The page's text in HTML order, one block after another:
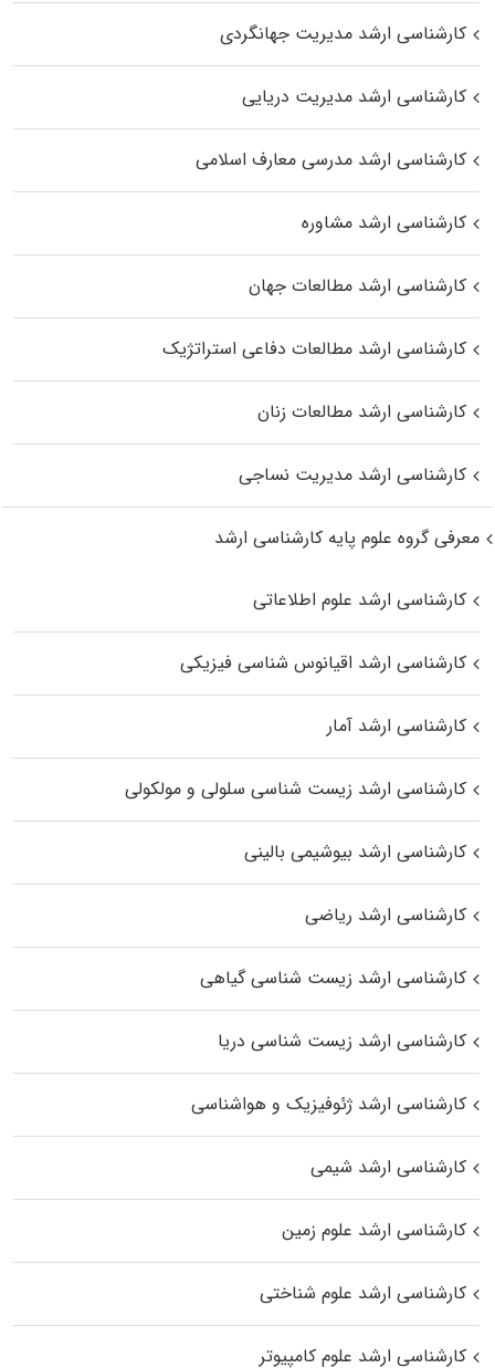
کارشناسی ارشد مدیریت جهانگردی
کارشناسی ارشد مدیریت دریایی
کارشناسی ارشد مدرسی معارف اسلامی
کارشناسی ارشد مشاوره
کارشناسی ارشد مطالعات جهان
کارشناسی ارشد مطالعات دفاعی استراتژیک
کارشناسی ارشد مطالعات زنان
کارشناسی ارشد مدیریت نساجی
معرفی گروه علوم پایه کارشناسی ارشد
کارشناسی ارشد علوم اطلاعاتی
کارشناسی ارشد اقیانوس‌ شناسی فیزیکی
کارشناسی ارشد آمار
کارشناسی ارشد زیست شناسی سلولی و مولکولی
کارشناسی ارشد بیوشیمی بالینی
کارشناسی ارشد ریاضی
کارشناسی ارشد زیست‌ شناسی گیاهی
کارشناسی ارشد زیست‌ شناسی دریا
کارشناسی ارشد ژئوفیزیک و هواشناسی
کارشناسی ارشد شیمی
کارشناسی ارشد علوم زمین
کارشناسی ارشد علوم شناختی
کارشناسی ارشد علوم کامپیوتر